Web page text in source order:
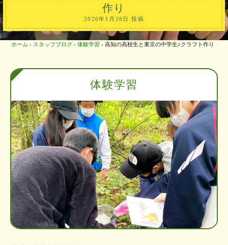
作り
2020年1月28日 投稿
ホーム › スタッフブログ › 体験学習 › 高知の高校生と東京の中学生♪クラフト作り
体験学習